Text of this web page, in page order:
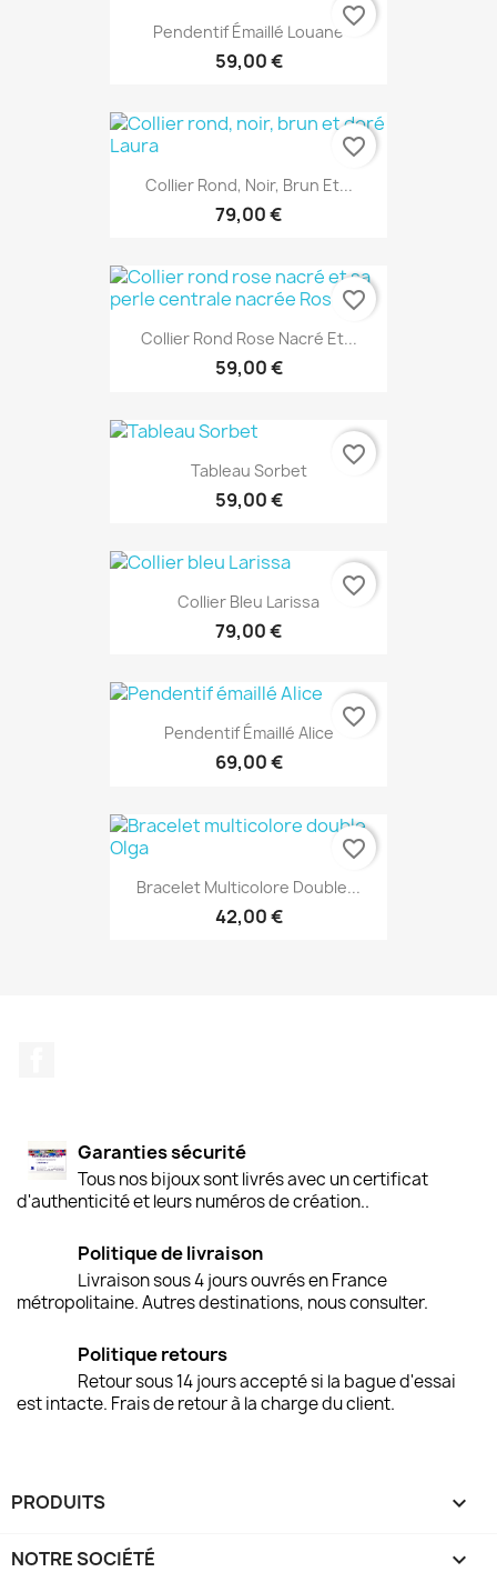
Pendentif Émaillé Louane
59,00 €
favorite_border
Collier Rond, Noir, Brun Et...
79,00 €
favorite_border
Collier Rond Rose Nacré Et...
59,00 €
favorite_border
Tableau Sorbet
59,00 €
favorite_border
Collier Bleu Larissa
79,00 €
favorite_border
Pendentif Émaillé Alice
69,00 €
favorite_border
Bracelet Multicolore Double...
42,00 €
favorite_border
Garanties sécurité
Tous nos bijoux sont livrés avec un certificat
d'authenticité et leurs numéros de création..
Politique de livraison
Livraison sous 4 jours ouvrés en France
métropolitaine. Autres destinations, nous consulter.
Politique retours
Retour sous 14 jours accepté si la bague d'essai
est intacte. Frais de retour à la charge du client.
PRODUITS 
NOTRE SOCIÉTÉ 